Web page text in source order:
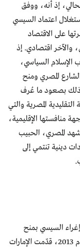
إذ أنه، ووفق
اعتماد السيسي
على الاقتصاد
والآخر اقتصادي. إذ
السياسي،
المصري ومنح
ذلك بصعود ما عُرف
المصرية والتي
منافستها الإقليمية،
المصري، الحبيب
دينية تنتمي إلى
السيسي بمنح
ومساعدات غير مشروطة في البداية. ففي العام 2013، قدّمت الإمارات